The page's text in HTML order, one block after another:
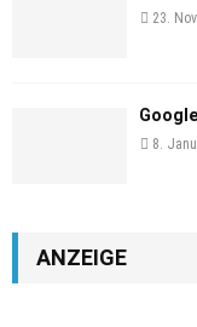
23.
8.
ANZEIGE